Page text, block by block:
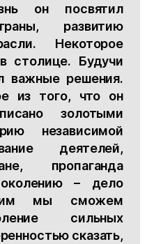
он посвятил
развитию
Некоторое
столице. Будучи
важные решения.
из того, что он
золотыми
независимой
деятелей,
пропаганда
– дело
мы сможем
сильных
сказать,